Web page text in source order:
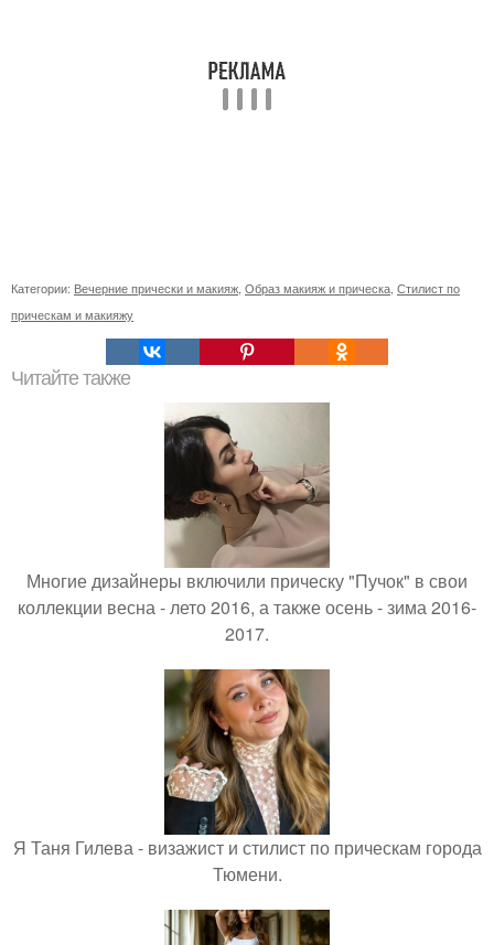
Категории: Вечерние прически и макияж Образ макияж и прическа Стилист по
прическам и макияжу
Читайте также
Многие дизайнеры включили прическу "Пучок" в свои
коллекции весна - лето 2016, а также осень - зима 2016-
2017.
Я Таня Гилева - визажист и стилист по прическам города
Тюмени.